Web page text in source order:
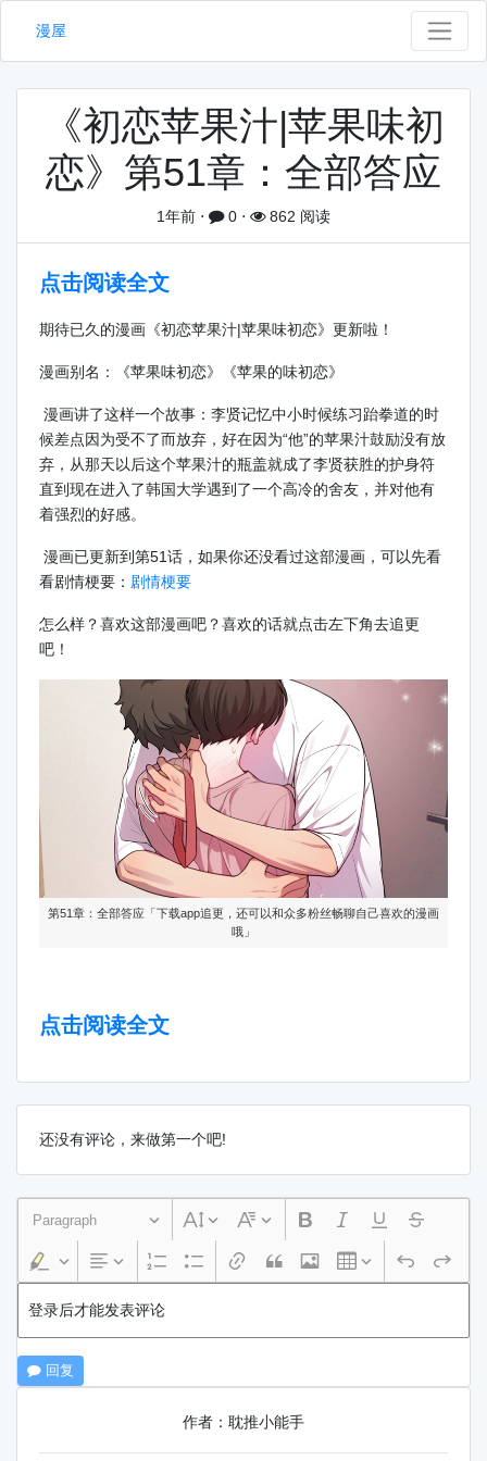
漫屋
《初恋苹果汁|苹果味初
恋》第51章：全部答应
1年前 ⋅ 0 ⋅ 862 阅读
点击阅读全文
期待已久的漫画《初恋苹果汁|苹果味初恋》更新啦！
漫画别名：《苹果味初恋》《苹果的味初恋》
漫画讲了这样一个故事：李贤记忆中小时候练习跆拳道的时
候差点因为受不了而放弃，好在因为“他”的苹果汁鼓励没有放
弃，从那天以后这个苹果汁的瓶盖就成了李贤获胜的护身符
直到现在进入了韩国大学遇到了一个高冷的舍友，并对他有
着强烈的好感。
漫画已更新到第51话，如果你还没看过这部漫画，可以先看
看剧情梗要： 剧情梗要
怎么样？喜欢这部漫画吧？喜欢的话就点击左下角去追更
吧！
第51章：全部答应「下载app追更，还可以和众多粉丝畅聊自己喜欢的漫画
哦」
点击阅读全文
还没有评论，来做第一个吧!
Paragraph
登录后才能发表评论
回复
作者：耽推小能手